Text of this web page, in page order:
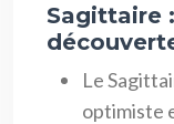
Sagittaire
Le
optimiste